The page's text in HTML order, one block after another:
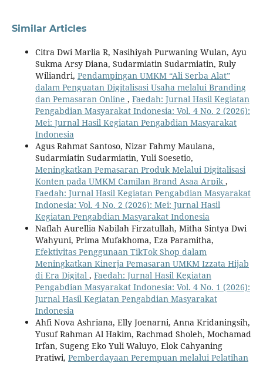
Similar Articles
Citra Dwi Marlia R, Nasihiyah Purwaning Wulan, Ayu
Sukma Arsy Diana, Sudarmiatin Sudarmiatin, Ruly
Wiliandri, Pendampingan UMKM “Ali Serba Alat”
dalam Penguatan Digitalisasi Usaha melalui Branding
dan Pemasaran Online , Faedah: Jurnal Hasil Kegiatan
Pengabdian Masyarakat Indonesia: Vol. 4 No. 2 (2026):
Mei: Jurnal Hasil Kegiatan Pengabdian Masyarakat
Indonesia
Agus Rahmat Santoso, Nizar Fahmy Maulana,
Sudarmiatin Sudarmiatin, Yuli Soesetio,
Meningkatkan Pemasaran Produk Melalui Digitalisasi
Konten pada UMKM Camilan Brand Asaa Arpik ,
Faedah: Jurnal Hasil Kegiatan Pengabdian Masyarakat
Indonesia: Vol. 4 No. 2 (2026): Mei: Jurnal Hasil
Kegiatan Pengabdian Masyarakat Indonesia
Naflah Aurellia Nabilah Firzatullah, Mitha Sintya Dwi
Wahyuni, Prima Mufakhoma, Eza Paramitha,
Efektivitas Penggunaan TikTok Shop dalam
Meningkatkan Kinerja Pemasaran UMKM Izzata Hijab
di Era Digital , Faedah: Jurnal Hasil Kegiatan
Pengabdian Masyarakat Indonesia: Vol. 4 No. 1 (2026):
Jurnal Hasil Kegiatan Pengabdian Masyarakat
Indonesia
Ahfi Nova Ashriana, Elly Joenarni, Anna Kridaningsih,
Yusuf Rahman Al Hakim, Rachmad Sholeh, Mochamad
Irfan, Sugeng Eko Yuli Waluyo, Elok Cahyaning
Pratiwi, Pemberdayaan Perempuan melalui Pelatihan